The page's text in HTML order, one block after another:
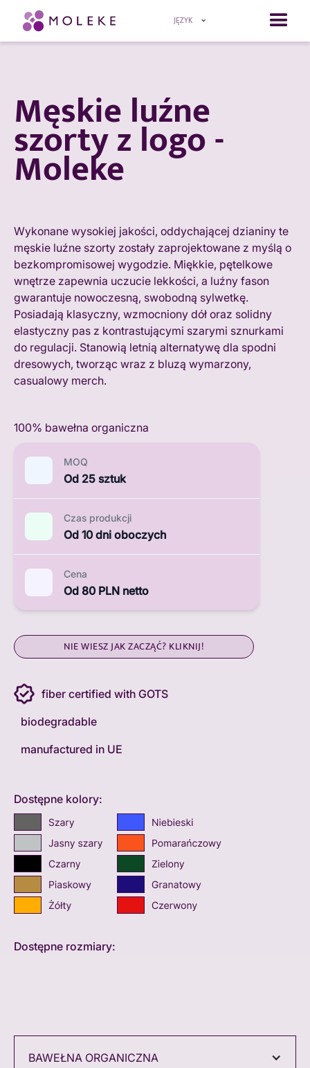
JĘZYK
Męskie luźne
szorty z logo -
Moleke
Wykonane wysokiej jakości, oddychającej dzianiny te
męskie luźne szorty zostały zaprojektowane z myślą o
bezkompromisowej wygodzie. Miękkie, pętelkowe
wnętrze zapewnia uczucie lekkości, a luźny fason
gwarantuje nowoczesną, swobodną sylwetkę.
Posiadają klasyczny, wzmocniony dół oraz solidny
elastyczny pas z kontrastującymi szarymi sznurkami
do regulacji. Stanowią letnią alternatywę dla spodni
dresowych, tworząc wraz z bluzą wymarzony,
casualowy merch.
100% bawełna organiczna
MOQ
Od 25 sztuk
Czas produkcji
Od 10 dni oboczych
Cena
Od 80 PLN netto
NIE WIESZ JAK ZACZĄĆ? KLIKNIJ!
fiber certified with GOTS
biodegradable
manufactured in UE
Dostępne kolory:
Dostępne rozmiary:
BAWEŁNA ORGANICZNA